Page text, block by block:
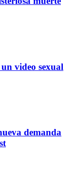
video sexual
demanda